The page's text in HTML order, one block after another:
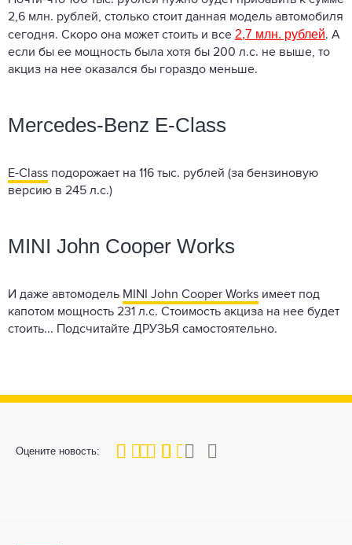
2,6 млн. рублей, столько стоит данная модель автомобиля
сегодня. Скоро она может стоить и все 2,7 млн. рублей. А
если бы ее мощность была хотя бы 200 л.с. не выше, то
акциз на нее оказался бы гораздо меньше.
Mercedes-Benz E-Class
E-Class подорожает на 116 тыс. рублей (за бензиновую
версию в 245 л.с.)
MINI John Cooper Works
И даже автомодель MINI John Cooper Works имеет под
капотом мощность 231 л.с. Стоимость акциза на нее будет
стоить... Подсчитайте ДРУЗЬЯ самостоятельно.
Оцените новость:
60
1 3 4 5